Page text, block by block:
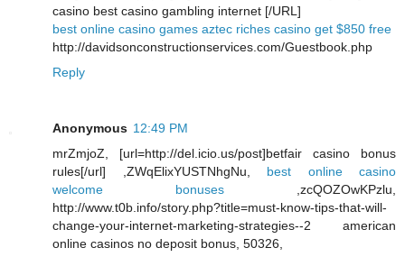
casino best casino gambling internet [/URL]
best online casino games aztec riches casino get $850 free
http://davidsonconstructionservices.com/Guestbook.php
Reply
Anonymous 12:49 PM
mrZmjoZ, [url=http://del.icio.us/post]betfair casino bonus
rules[/url] ,ZWqElixYUSTNhgNu, best online casino
welcome bonuses ,zcQOZOwKPzlu,
http://www.t0b.info/story.php?title=must-know-tips-that-will-
change-your-internet-marketing-strategies--2 american
online casinos no deposit bonus, 50326,